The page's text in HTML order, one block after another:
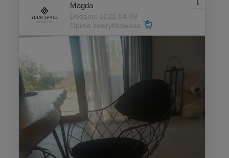
Magda
Dodano: 2021-04-09
Opinia zweryfikowana